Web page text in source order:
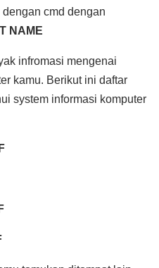
cmd dengan
NAME
infromasi mengenai
kamu. Berikut ini daftar
system informasi komputer